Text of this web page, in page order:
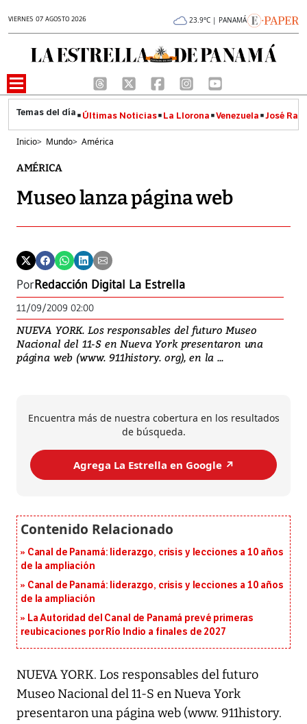
VIERNES 07 AGOSTO 2026 23.9°C | PANAMÁ
Últimas Noticias La Llorona Venezuela José
Inicio> Mundo> América
AMÉRICA
Museo lanza página web
PorRedacción Digital La Estrella
11/09/2009 02:00
NUEVA YORK. Los responsables del futuro Museo
Nacional del 11-S en Nueva York presentaron una
página web (www. 911history. org), en la ...
Encuentra más de nuestra cobertura en los resultados
de búsqueda.
Agrega La Estrella en Google ↗️
Canal de Panamá: liderazgo, crisis y lecciones a 10 años
de la ampliación
Canal de Panamá: liderazgo, crisis y lecciones a 10 años
de la ampliación
La Autoridad del Canal de Panamá prevé primeras
reubicaciones por Río Indio a finales de 2027
NUEVA YORK. Los responsables del futuro
Museo Nacional del 11-S en Nueva York
presentaron una página web (www. 911history.